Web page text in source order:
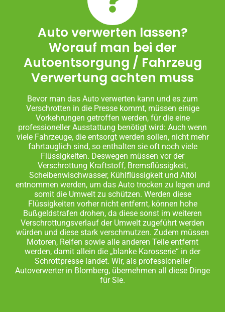
Auto verwerten lassen?
Worauf man bei der
Autoentsorgung / Fahrzeug
Verwertung achten muss
Bevor man das Auto verwerten kann und es zum
Verschrotten in die Presse kommt, müssen einige
Vorkehrungen getroffen werden, für die eine
professioneller Ausstattung benötigt wird: Auch wenn
viele Fahrzeuge, die entsorgt werden sollen, nicht mehr
fahrtauglich sind, so enthalten sie oft noch viele
Flüssigkeiten. Deswegen müssen vor der
Verschrottung Kraftstoff, Bremsflüssigkeit,
Scheibenwischwasser, Kühlflüssigkeit und Altöl
entnommen werden, um das Auto trocken zu legen und
somit die Umwelt zu schützen. Werden diese
Flüssigkeiten vorher nicht entfernt, können hohe
Bußgeldstrafen drohen, da diese sonst im weiteren
Verschrottungsverlauf der Umwelt zugeführt werden
würden und diese stark verschmutzen. Zudem müssen
Motoren, Reifen sowie alle anderen Teile entfernt
werden, damit allein die „blanke Karosserie“ in der
Schrottpresse landet. Wir, als professioneller
Autoverwerter in Blomberg, übernehmen all diese Dinge
für Sie.